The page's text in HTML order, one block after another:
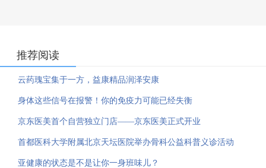
推荐阅读
云药瑰宝集于一方，益康精品润泽安康
身体这些信号在报警！你的免疫力可能已经失衡
京东医美首个自营独立门店——京东医美正式开业
首都医科大学附属北京天坛医院举办骨科公益科普义诊活动
亚健康的状态是不是让你一身班味儿？